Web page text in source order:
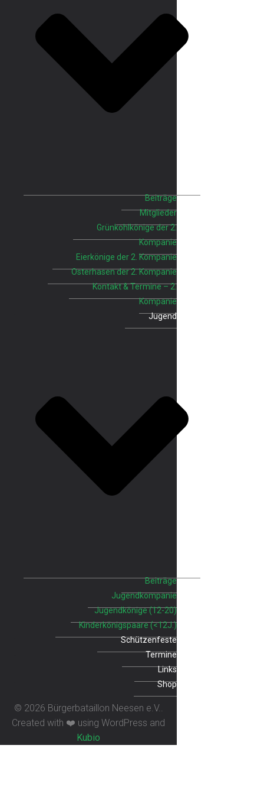
Beiträge
Mitglieder
Grünkohlkönige der 2.
Kompanie
Eierkönige der 2. Kompanie
Osterhasen der 2. Kompanie
Kontakt & Termine – 2.
Kompanie
Jugend
Beiträge
Jugendkompanie
Jugendkönige (12-20)
Kinderkönigspaare (<12J.)
Schützenfeste
Termine
Links
Shop
© 2026 Bürgerbataillon Neesen e.V..
Created with ❤️ using WordPress and
Kubio